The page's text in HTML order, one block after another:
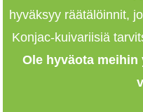
hyväksyy räätälöinnit,
Konjac-kuivariisiä
Ole hyväota meihin